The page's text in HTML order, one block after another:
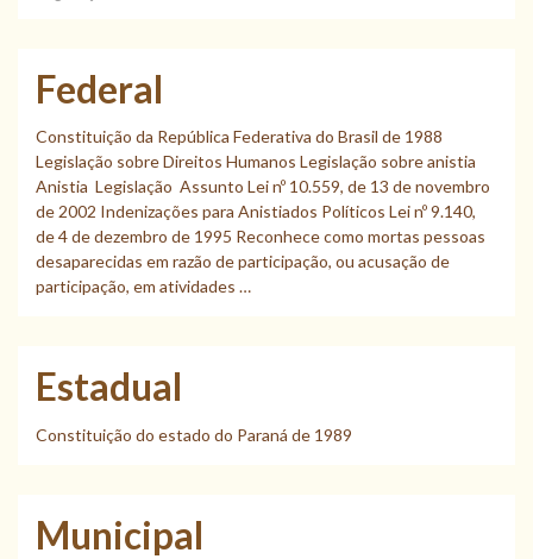
Federal
Constituição da República Federativa do Brasil de 1988
Legislação sobre Direitos Humanos Legislação sobre anistia
Anistia Legislação Assunto Lei nº 10.559, de 13 de novembro
de 2002 Indenizações para Anistiados Políticos Lei nº 9.140,
de 4 de dezembro de 1995 Reconhece como mortas pessoas
desaparecidas em razão de participação, ou acusação de
participação, em atividades …
Estadual
Constituição do estado do Paraná de 1989
Municipal